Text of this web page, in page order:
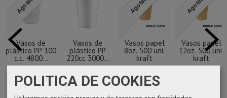
Vasos de
plástico PP 100
c.c. 4800...
64,41 €
Vasos de
plástico PP
220cc 3000...
55,61 €
Vasos papel
8oz. 500 uni.
kraft
57,05 €
Vasos papel
12oz. 500 uni.
kraft
POLITICA DE COOKIES